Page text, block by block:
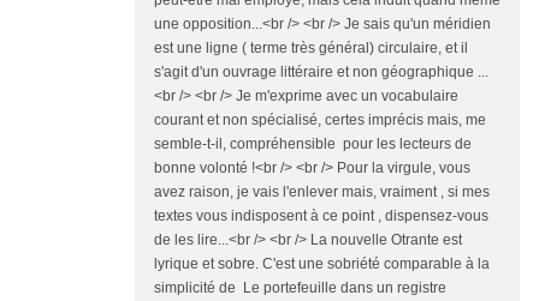
une opposition...<br /> <br /> Je sais qu'un méridien
est une ligne ( terme très général) circulaire, et il
s'agit d'un ouvrage littéraire et non géographique ...
<br /> <br /> Je m'exprime avec un vocabulaire
courant et non spécialisé, certes imprécis mais, me
semble-t-il, compréhensible pour les lecteurs de
bonne volonté !<br /> <br /> Pour la virgule, vous
avez raison, je vais l'enlever mais, vraiment , si mes
textes vous indisposent à ce point , dispensez-vous
de les lire...<br /> <br /> La nouvelle Otrante est
lyrique et sobre. C'est une sobriété comparable à la
simplicité de Le portefeuille dans un registre